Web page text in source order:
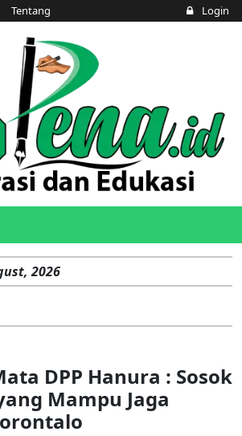
Tentang Login
2026
DPP Hanura : Sosok
Mampu Jaga